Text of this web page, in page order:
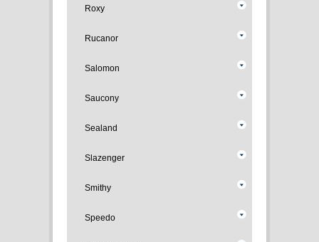
Roxy
Rucanor
Salomon
Saucony
Sealand
Slazenger
Smithy
Speedo